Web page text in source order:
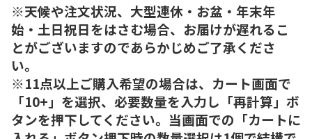
※天候や注文状況、大型連休・お盆・年末年
始・土日祝日をはさむ場合、お届けが遅れるこ
とがございますのであらかじめご了承くださ
い。
※11点以上ご購入希望の場合は、カート画面で
「10+」を選択、必要数量を入力し「再計算」ボ
タンを押下してください。当画面での「カートに